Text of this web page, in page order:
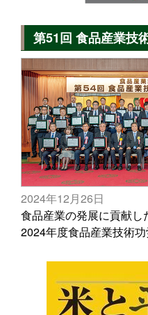
第51回 食品産業技
2024年12月26日
食品産業の発展に貢献し
2024年度食品産業技術功